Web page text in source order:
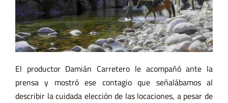
El productor Damián Carretero le acompañó ante la
prensa y mostró ese contagio que señalábamos al
describir la cuidada elección de las locaciones, a pesar de